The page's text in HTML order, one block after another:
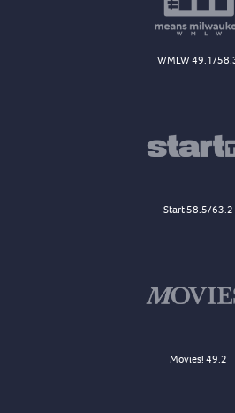
WMLW 49.1/
Start 58.5/63.2
Movies! 49.2